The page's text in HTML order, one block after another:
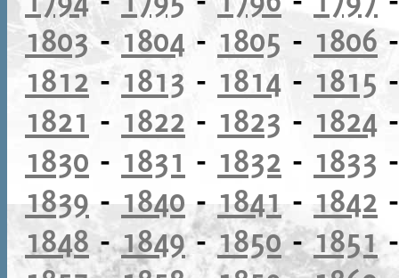
1803- 1804 - 1805 - 1806
1812 - 1813 - 1814 - 1815
1821 - 1822 - 1823 - 1824
1830 - 1831 - 1832 - 1833
1839 - 1840 - 1841 - 1842
1848-1849-1850-1851